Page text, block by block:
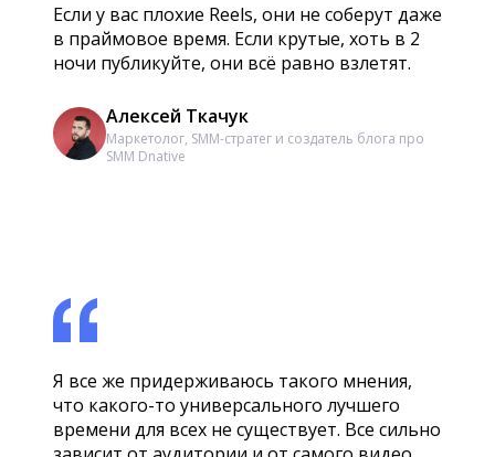
Если у вас плохие Reels, они не соберут даже
в праймовое время. Если крутые, хоть в 2
ночи публикуйте, они всё равно взлетят.
Алексей Ткачук
Маркетолог, SMM-стратег и создатель блога про
SMM Dnative
Я все же придерживаюсь такого мнения,
что какого-то универсального лучшего
времени для всех не существует. Все сильно